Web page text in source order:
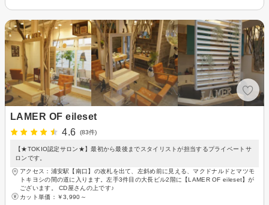
LAMER OF eileset
4.6
(83件)
【★TOKIO認定サロン★】最初から最後までスタイリストが担当するプライベートサ
ロンです。
アクセス：浦安駅【南口】の改札を出て、左斜め前に見える、マクドナルドとマツモ
トキヨシの間の道に入ります。左手3件目の大長ビル2階に【LAMER OF eileset】が
ございます。 CD屋さんの上です♪
カット単価： ￥3,990～